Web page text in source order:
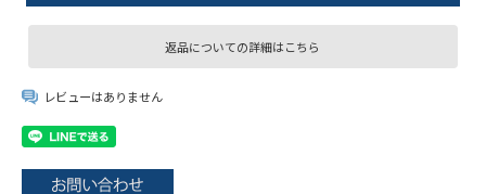
返品についての詳細はこちら
レビューはありません